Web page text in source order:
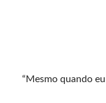
“Mesmo quando